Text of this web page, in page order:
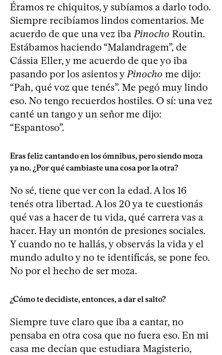
Éramos re chiquitos, y subíamos a darlo todo.
Siempre recibíamos lindos comentarios. Me
acuerdo de que una vez iba Pinocho Routin.
Estábamos haciendo “Malandragem”, de
Cássia Eller, y me acuerdo de que yo iba
pasando por los asientos y Pinocho me dijo:
“Pah, qué voz que tenés”. Me pegó muy lindo
eso. No tengo recuerdos hostiles. O sí: una vez
canté un tango y un señor me dijo:
“Espantoso”.
Eras feliz cantando en los ómnibus, pero siendo moza
ya no. ¿Por qué cambiaste una cosa por la otra?
No sé, tiene que ver con la edad. A los 16
tenés otra libertad. A los 20 ya te cuestionás
qué vas a hacer de tu vida, qué carrera vas a
hacer. Hay un montón de presiones sociales.
Y cuando no te hallás, y observás la vida y el
mundo adulto y no te identificás, se pone feo.
No por el hecho de ser moza.
¿Cómo te decidiste, entonces, a dar el salto?
Siempre tuve claro que iba a cantar, no
pensaba en otra cosa que no fuera eso. En mi
casa me decían que estudiara Magisterio,